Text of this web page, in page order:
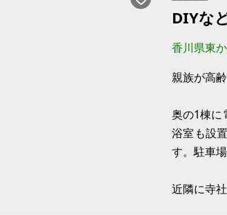
DIYな
香川県東
親族が高
奥の1棟に
浴室も設
す。駐車
近隣に寺